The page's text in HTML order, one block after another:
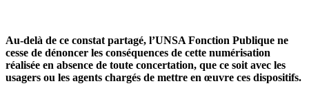
Au-delà de ce constat partagé, l’UNSA Fonction Publique ne
cesse de dénoncer les conséquences de cette numérisation
réalisée en absence de toute concertation, que ce soit avec les
usagers ou les agents chargés de mettre en œuvre ces dispositifs.